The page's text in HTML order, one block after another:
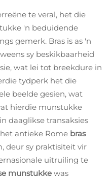
te veral, het die
'n beduidende
gemerk. Bras is as 'n
sy beskikbaarheid
wat lei tot breekdure in
tydperk het die
beelde gesien, wat
hierdie munstukke
daaglikse transaksies
antieke Rome bras
deur sy praktisiteit vir
uitruiling te
munstukke was